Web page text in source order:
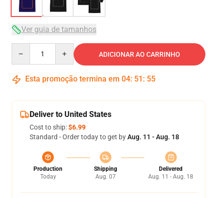
Ver guia de tamanhos
ADICIONAR AO CARRINHO
Esta promoção termina em 04: 51 : 54
Deliver to United States
Cost to ship:$6.99
Standard - Order today to get byAug. 11 - Aug. 18
Production
Today
Shipping
Aug. 07
Delivered
Aug. 11 - Aug. 18